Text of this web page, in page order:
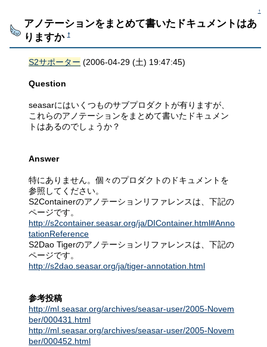
↑
アノテーションをまとめて書いたドキュメントはあ
りますか †
S2サポーター (2006-04-29 (土) 19:47:45)
Question
seasarにはいくつものサブプロダクトが有りますが、
これらのアノテーションをまとめて書いたドキュメン
トはあるのでしょうか？
Answer
特にありません。個々のプロダクトのドキュメントを
参照してください。
S2Containerのアノテーションリファレンスは、下記の
ページです。
http://s2container.seasar.org/ja/DIContainer.html#Anno
tationReference
S2Dao Tigerのアノテーションリファレンスは、下記の
ページです。
http://s2dao.seasar.org/ja/tiger-annotation.html
参考投稿
http://ml.seasar.org/archives/seasar-user/2005-Novem
ber/000431.html
http://ml.seasar.org/archives/seasar-user/2005-Novem
ber/000452.html